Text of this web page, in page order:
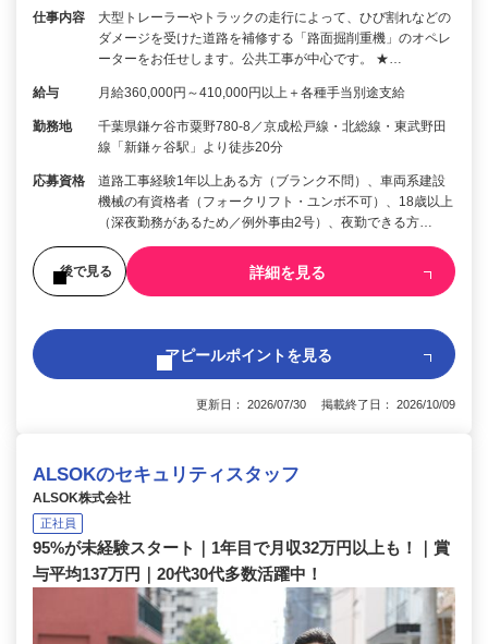
仕事内容
大型トレーラーやトラックの走行によって、ひび割れなどの
ダメージを受けた道路を補修する「路面掘削重機」のオペレ
ーターをお任せします。公共工事が中心です。 ★…
給与 月給360,000円～410,000円以上＋各種手当別途支給
勤務地
千葉県鎌ケ谷市粟野780-8／京成松戸線・北総線・東武野田
線「新鎌ヶ谷駅」より徒歩20分
応募資格
道路工事経験1年以上ある方（ブランク不問）、車両系建設
機械の有資格者（フォークリフト・ユンボ不可）、18歳以上
（深夜勤務があるため／例外事由2号）、夜勤できる方…
後で見る 詳細を見る
アピールポイントを見る
更新日： 2026/07/30 掲載終了日： 2026/10/09
ALSOKのセキュリティスタッフ
ALSOK株式会社
正社員
95%が未経験スタート｜1年目で月収32万円以上も！｜賞
与平均137万円｜20代30代多数活躍中！